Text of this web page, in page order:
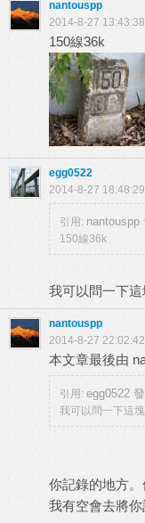
nantouspp
2014-8-27 13:43:38
150線36k
egg0522
2014-8-27 18:48:29
引用: nantouspp
150線36k
我可以問一下
nantouspp
2014-8-27 22:02:42
本文章最後由
引用: egg0522
我可以問一下這
你記錄的地方。
我有空會去將